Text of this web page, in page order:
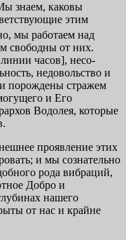
знаем, каковы
этим
мы работаем над
свободны от них.
часов], несо­
недовольство и
порождены стражем
и Его
Водолея, кото­рые
проявле­ние этих
и мы сознательно
рода вибраций,
Добро и
на­шего
от нас и крайне